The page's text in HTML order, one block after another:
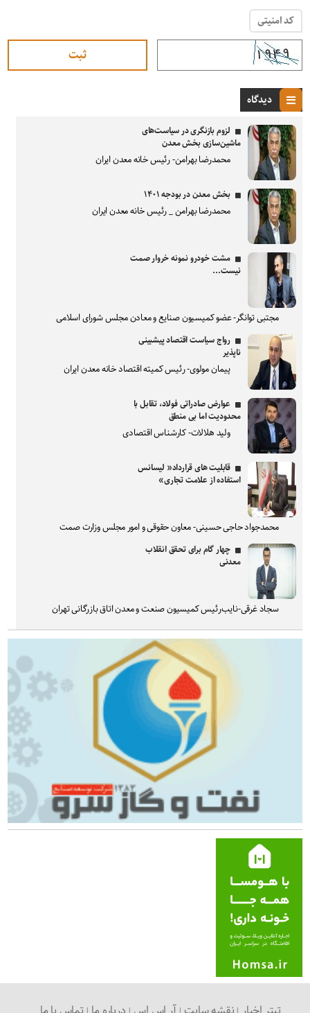
کد امنیتی
دیدگاه
لزوم بازنگری در سیاست‌های
ماشین‌سازی بخش معدن
محمدرضا بهرامن- رئیس خانه معدن ایران
بخش معدن در بودجه ۱۴۰۱
محمدرضا بهرامن _ رئیس خانه معدن ایران
مشت خودرو نمونه خروار صمت
نیست...
مجتبی توانگر- عضو کمیسیون صنایع و معادن مجلس شورای اسلامی
رواج سیاست اقتصاد پیشبینی
ناپذیر
پیمان مولوی- رئیس کمیته اقتصاد خانه معدن ایران
عوارض صادراتی فولاد، تقابل با
محدودیت اما بی منطق
ولید هلالات- کارشناس اقتصادی
قابلیت های قرارداد« لیسانس
استفاده از علامت تجاری»
محمدجواد حاجی حسینی- معاون حقوقی و امور مجلس وزارت صمت
چهار گام برای تحقق انقلاب
معدنی
سجاد غرقی-نایب‌رئیس کمیسیون صنعت و معدن اتاق بازرگانی تهران